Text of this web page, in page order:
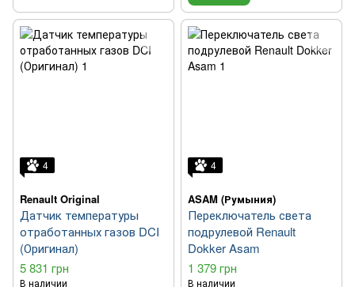
4
Renault Original
Датчик температуры
отработанных газов DCI
(Оригинал)
5 831 грн
В наличии
4
ASAM (Румыния)
Переключатель света
подрулевой Renault
Dokker Asam
1 379 грн
В наличии